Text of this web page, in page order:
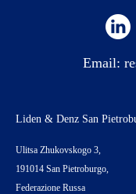
Email:
Liden & Denz San
Ulitsa Zhukovskogo 3,
191014 San Pietroburgo,
Federazione Russa